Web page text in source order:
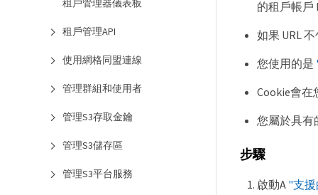
租戶管理器儀表板
租戶管理API
使用網格同盟連線
管理群組和使用者
管理S3存取金鑰
管理S3儲存區
管理S3平台服務
的租戶帳戶
如果 URL
您使用的是
Cookie會在
您屬於具
步驟
啟動A "支